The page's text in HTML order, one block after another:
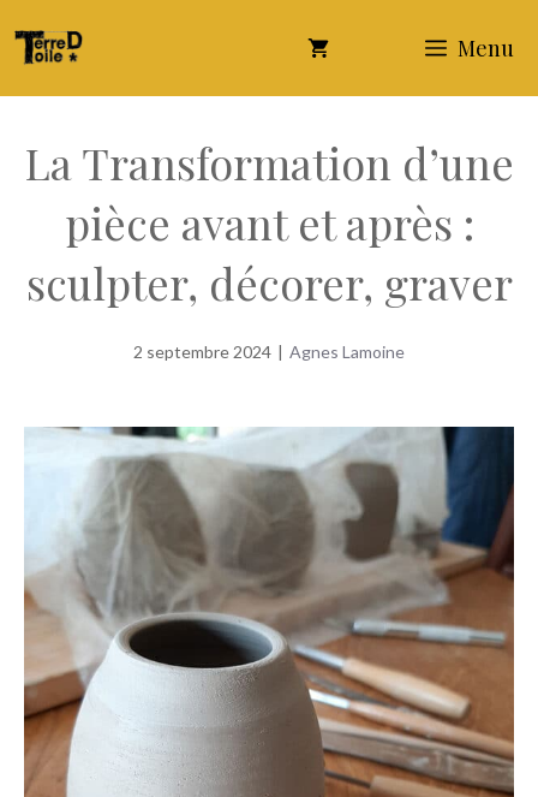
contenu
Menu
La Transformation d’une
pièce avant et après :
sculpter, décorer, graver
2 septembre 2024 | Agnes Lamoine